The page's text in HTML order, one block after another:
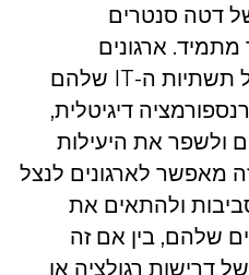
של דטה סנטרים
ארגונים
מחפשים אופטימיזציה של תשתיות ה-IT שלהם
דיגיטלית,
ולשפר את היעילות
מאפשר לארגונים לנצל
ולהתאים את
שלהם, בין אם זה
דרישות רגולציה או